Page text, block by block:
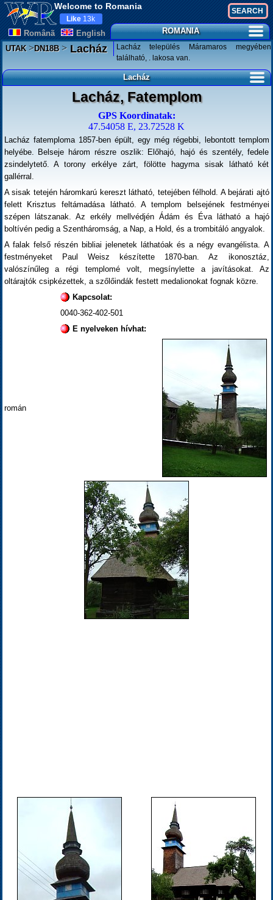
Welcome to Romania
Românã English
Like 13k
ROMANIA
UTAK>DN18B>Lacház
Lacház település Máramaros megyében
található, . lakosa van.
Lacház
Lacház, Fatemplom
GPS Koordinatak:
47.54058 E, 23.72528 K
Lacház fatemploma 1857-ben épült, egy még régebbi, lebontott templom
helyébe. Belseje három részre oszlik: Előhajó, hajó és szentély, fedele
zsindelytető. A torony erkélye zárt, fölötte hagyma sisak látható két
gallérral.
A sisak tetején háromkarú kereszt látható, tetejében félhold. A bejárati ajtó
felett Krisztus feltámadása látható. A templom belsejének festményei
szépen látszanak. Az erkély mellvédjén Ádám és Éva látható a hajó
boltívén pedig a Szentháromság, a Nap, a Hold, és a trombitáló angyalok.
A falak felső részén bibliai jelenetek láthatóak és a négy evangélista. A
festményeket Paul Weisz készítette 1870-ban. Az ikonosztáz,
valószínűleg a régi templomé volt, megsínylette a javításokat. Az
oltárajtók csipkézettek, a szőlőindák festett medalionokat fognak közre.
Kapcsolat:
0040-362-402-501
E nyelveken hívhat:
román